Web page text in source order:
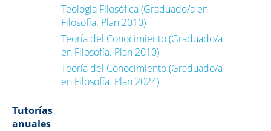
Teología Filosófica (Graduado/a en
Filosofía. Plan 2010)
Teoría del Conocimiento (Graduado/a
en Filosofía. Plan 2010)
Teoría del Conocimiento (Graduado/a
en Filosofía. Plan 2024)
Tutorías
anuales